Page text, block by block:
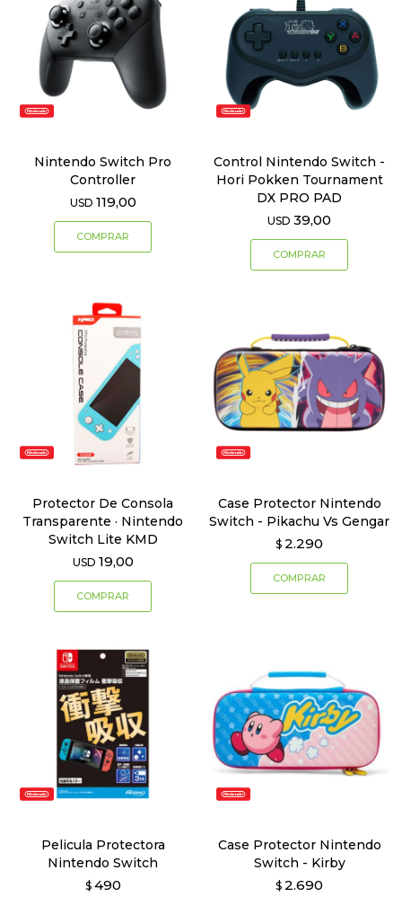
Nintendo Switch Pro
Controller
USD 119,00
Control Nintendo Switch -
Hori Pokken Tournament
DX PRO PAD
USD 39,00
Protector De Consola
Transparente · Nintendo
Switch Lite KMD
USD 19,00
Case Protector Nintendo
Switch - Pikachu Vs Gengar
$ 2.290
Pelicula Protectora
Nintendo Switch
$ 490
Case Protector Nintendo
Switch - Kirby
$ 2.690